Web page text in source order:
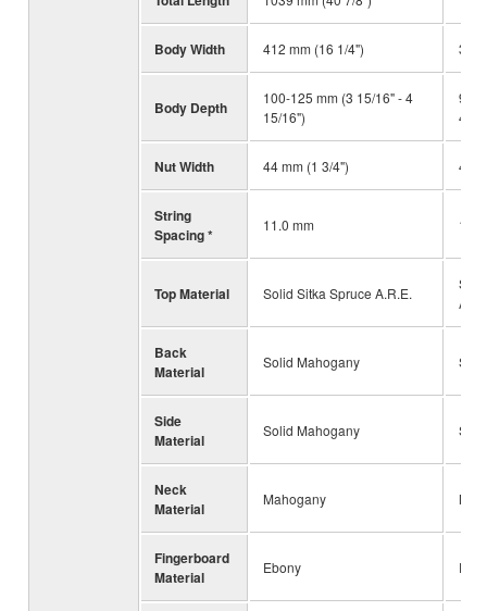
Body Width 412 mm (16 1/4") 380
Body Depth
100-125 mm (3 15/16" - 4
15/16")
90-
4 1/
Nut Width 44 mm (1 3/4") 44
String
Spacing *
11.0 mm
Top Material Solid Sitka Spruce A.R.E.
Back
Material
Solid Mahogany
Side
Material
Solid Mahogany
Neck
Material
Mahogany
Fingerboard
Material
Ebony